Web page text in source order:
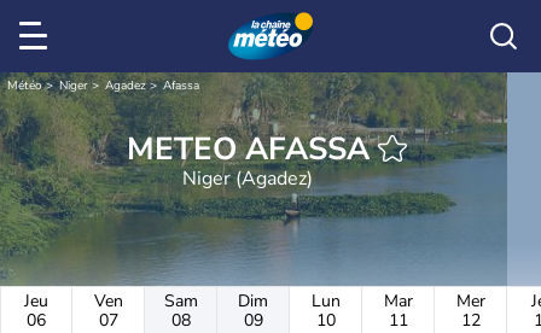
Météo Niger Agadez Afassa
METEO AFASSA
Niger (Agadez)
Jeu
06
Ven
07
Sam
08
Dim
09
Lun
10
Mar
11
Mer
12